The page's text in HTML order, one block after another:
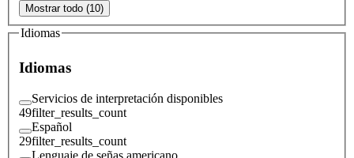
Mostrar todo (10)
Idiomas
Idiomas
Servicios de interpretación disponibles
49filter_results_count
Español
29filter_results_count
Lenguaje de señas americano